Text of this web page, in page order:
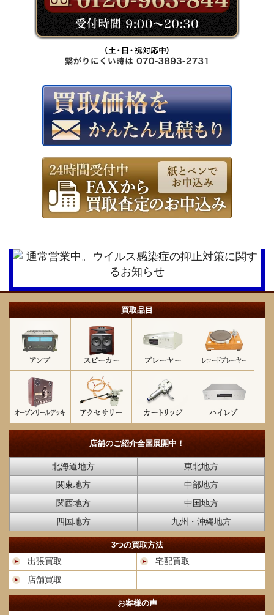
買取品目
店舗のご紹介全国展開中！
北海道地方
東北地方
関東地方
中部地方
関西地方
中国地方
四国地方
九州・沖縄地方
3つの買取方法
出張買取
宅配買取
店舗買取
お客様の声